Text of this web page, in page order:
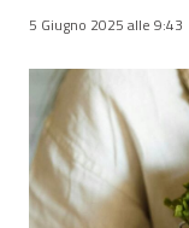
5 Giugno 2025 alle 9:43